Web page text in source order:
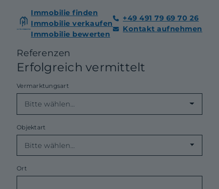
Immobilie finden
Immobilie verkaufen
Immobilie bewerten
+49 491 79 69 70 26
Kontakt aufnehmen
Referenzen
Erfolgreich vermittelt
Vermarktungsart
Objektart
Ort